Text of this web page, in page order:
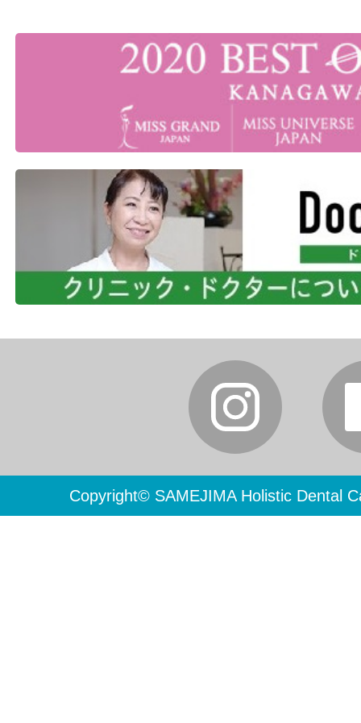
Copyright© SAMEJIMA Holistic Dental